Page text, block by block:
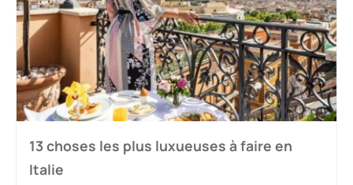
13 choses les plus luxueuses à faire en
Italie